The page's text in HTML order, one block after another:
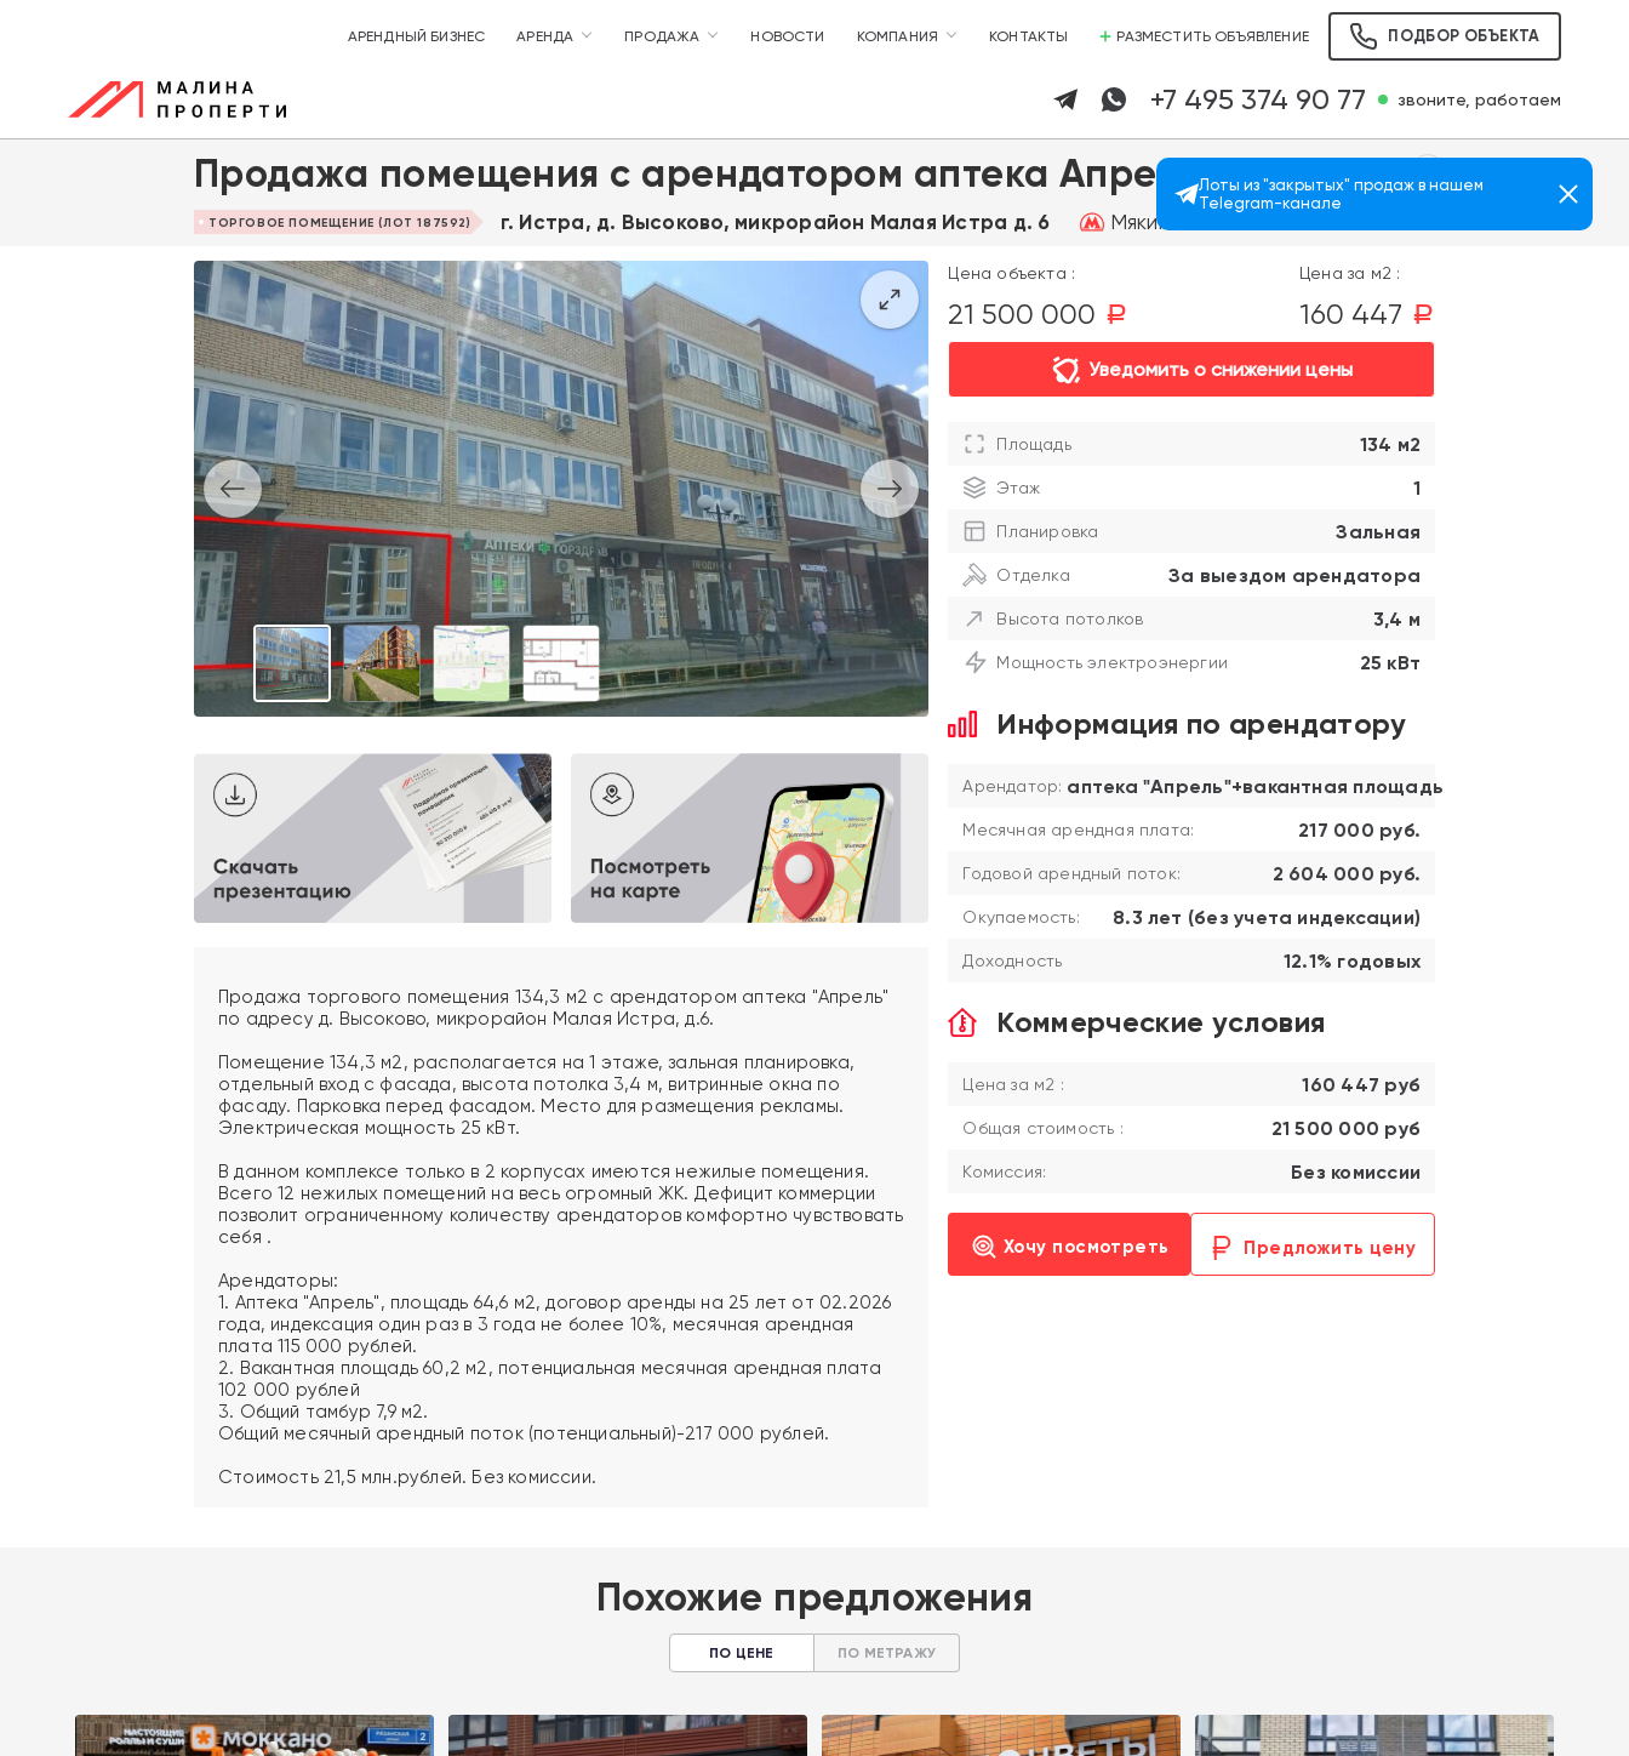
АРЕНДНЫЙ БИЗНЕС АРЕНДА ПРОДАЖА НОВОСТИ КОМПАНИЯ КОНТАКТЫ РАЗМЕСТИТЬ ОБЪЯВЛЕНИЕ ПОДБОР ОБЪЕКТА
+7 495 374 90 77 звоните, работаем
Продажа помещения с арендатором аптека Апрель
ТОРГОВОЕ ПОМЕЩЕНИЕ (ЛОТ 187592) г. Истра, д. Высоково, микрорайон Малая Истра д. 6 Мякинино
Продажа торгового помещения 134,3 м2 с арендатором аптека "Апрель"
по адресу д. Высоково, микрорайон Малая Истра, д.6.
Помещение 134,3 м2, располагается на 1 этаже, зальная планировка,
отдельный вход с фасада, высота потолка 3,4 м, витринные окна по
фасаду. Парковка перед фасадом. Место для размещения рекламы.
Электрическая мощность 25 кВт.
В данном комплексе только в 2 корпусах имеются нежилые помещения.
Всего 12 нежилых помещений на весь огромный ЖК. Дефицит коммерции
позволит ограниченному количеству арендаторов комфортно чувствовать
себя .
Арендаторы:
1. Аптека "Апрель", площадь 64,6 м2, договор аренды на 25 лет от 02.2026
года, индексация один раз в 3 года не более 10%, месячная арендная
плата 115 000 рублей.
2. Вакантная площадь 60,2 м2, потенциальная месячная арендная плата
102 000 рублей
3. Общий тамбур 7,9 м2.
Общий месячный арендный поток (потенциальный)-217 000 рублей.
Стоимость 21,5 млн.рублей. Без комиссии.
Цена объекта :
21 500 000 a
Цена за м2 :
160 447 a
Уведомить о снижении цены
Площадь 134 м2
Этаж 1
Планировка Зальная
Отделка За выездом арендатора
Высота потолков 3,4 м
Мощность электроэнергии 25 кВт
Информация по арендатору
Арендатор: аптека "Апрель"+вакантная площадь
Месячная арендная плата: 217 000 руб.
Годовой арендный поток: 2 604 000 руб.
Окупаемость: 8.3 лет (без учета индексации)
Доходность 12.1% годовых
Коммерческие условия
Цена за м2 : 160 447 руб
Общая стоимость : 21 500 000 руб
Комиссия: Без комиссии
Хочу посмотреть Предложить цену
Похожие предложения
ПО ЦЕНЕ ПО МЕТРАЖУ
Лоты из "закрытых" продаж в нашем
Telegram-канале